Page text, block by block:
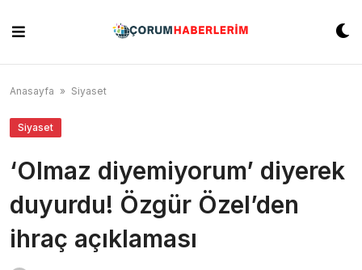
content
Anasayfa » Siyaset
Siyaset
‘Olmaz diyemiyorum’ diyerek
duyurdu! Özgür Özel’den
ihraç açıklaması